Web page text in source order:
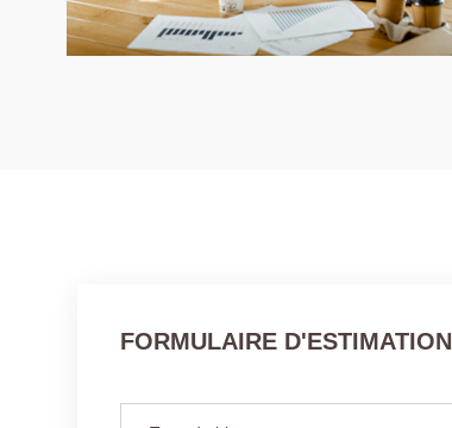
FORMULAIRE D'ESTIMATION